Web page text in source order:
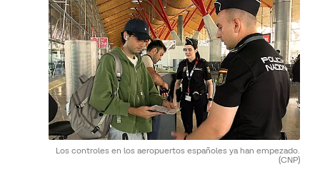
Los controles en los aeropuertos españoles ya han empezado.
(CNP)